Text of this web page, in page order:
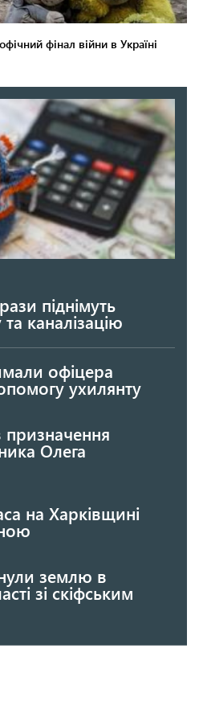
піднімуть
каналізацію
офіцера
ухилянту
призначення
Олега
на Харківщині
землю в
зі скіфським